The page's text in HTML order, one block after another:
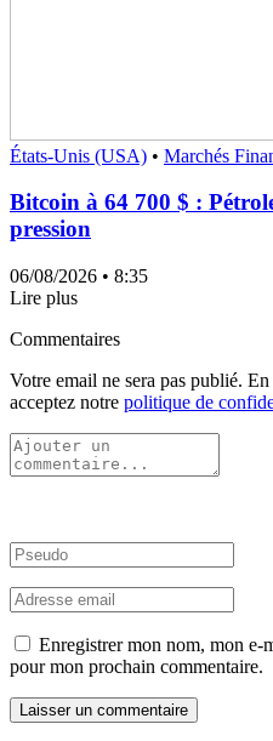
États-Unis (USA) • Marchés
Bitcoin à 64 700 $ :
pression
06/08/2026 • 8:35
Lire plus
Commentaires
Votre email ne sera pas publié.
acceptez notre politique de
Enregistrer mon nom, mon e-
pour mon prochain commentaire.